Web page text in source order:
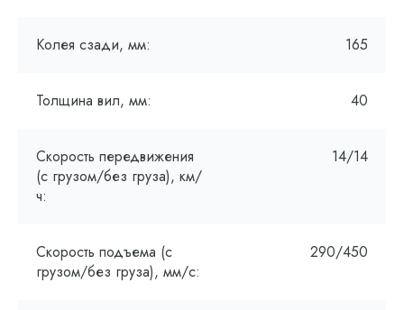
Колея сзади, мм: 165
Толщина вил, мм: 40
Скорость передвижения
(с грузом/без груза), км/
ч:
14/14
Скорость подъема (с
грузом/без груза), мм/с:
290/450